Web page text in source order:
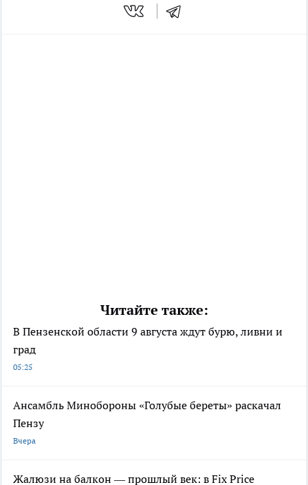
Читайте также:
В Пензенской области 9 августа ждут бурю, ливни и
град
05:25
Ансамбль Минобороны «Голубые береты» раскачал
Пензу
Вчера
Жалюзи на балкон — прошлый век: в Fix Price